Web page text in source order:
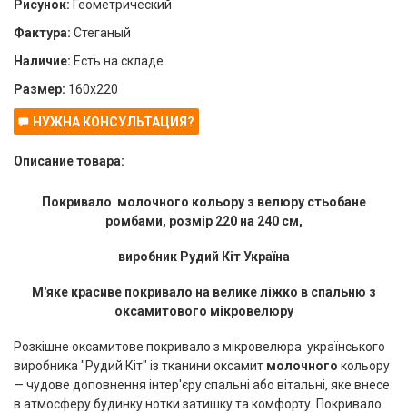
Рисунок: Геометрический
Фактура: Стеганый
Наличие: Есть на складе
Размер: 160х220
НУЖНА КОНСУЛЬТАЦИЯ?
Описание товара:
Покривало молочного кольору з велюру стьобане
ромбами, розмір 220 на 240 см,
виробник Рудий Кіт Україна
М'яке красиве покривало на велике ліжко в спальню з
оксамитового мікровелюру
Розкішне оксамитове покривало з мікровелюра українського
виробника "Рудий Кіт" із тканини оксамит молочного кольору
— чудове доповнення інтер'єру спальні або вітальні, яке внесе
в атмосферу будинку нотки затишку та комфорту. Покривало